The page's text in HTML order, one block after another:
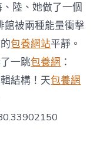
陸、她做了一個
館被兩種能量衝擊
包養網站平靜。
一跳包養網 ：
結構！天包養網